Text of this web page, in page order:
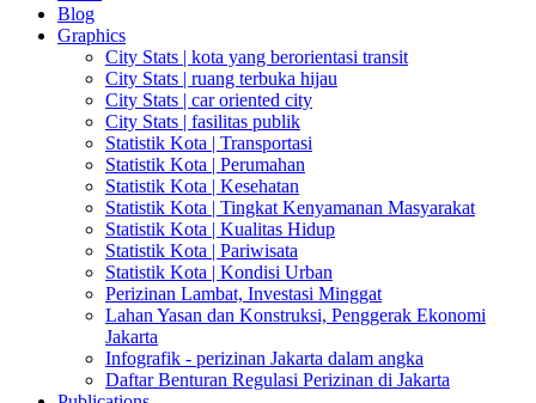
Blog
Graphics
City Stats | kota yang berorientasi transit
City Stats | ruang terbuka hijau
City Stats | car oriented city
City Stats | fasilitas publik
Statistik Kota | Transportasi
Statistik Kota | Perumahan
Statistik Kota | Kesehatan
Statistik Kota | Tingkat Kenyamanan Masyarakat
Statistik Kota | Kualitas Hidup
Statistik Kota | Pariwisata
Statistik Kota | Kondisi Urban
Perizinan Lambat, Investasi Minggat
Lahan Yasan dan Konstruksi, Penggerak Ekonomi
Jakarta
Infografik - perizinan Jakarta dalam angka
Daftar Benturan Regulasi Perizinan di Jakarta